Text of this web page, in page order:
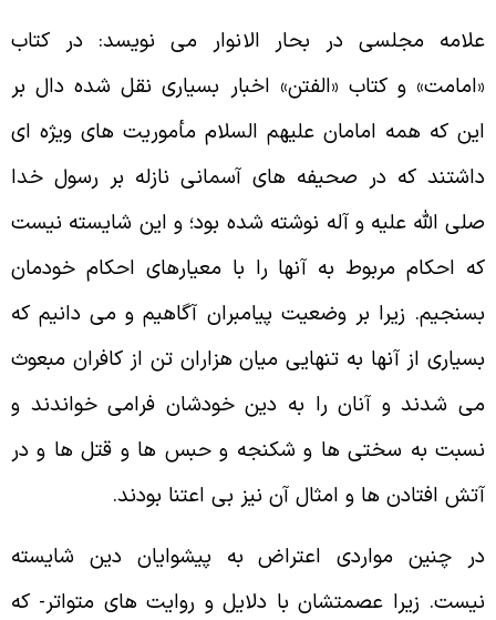
مجلسى در بحار الانوار مى نويسد: در كتاب
و كتاب «الفتن» اخبار بسيارى نقل شده دال بر
كه همه امامان عليهم السلام مأموريت هاى ويژه اى
كه در صحيفه هاى آسمانى نازله بر رسول خدا
الله عليه و آله نوشته شده بود؛ و اين شايسته نيست
احكام مربوط به آنها را با معيارهاى احكام خودمان
زيرا بر وضعيت پيامبران آگاهيم و مى دانيم كه
از آنها به تنهايى ميان هزاران تن از كافران مبعوث
شدند و آنان را به دين خودشان فرامى خواندند و
به سختى ها و شكنجه و حبس ها و قتل ها و در
افتادن ها و امثال آن نيز بى اعتنا بودند.
چنين مواردى اعتراض به پيشوايان دين شايسته
زيرا عصمتشان با دلايل و روايت هاى متواتر- كه